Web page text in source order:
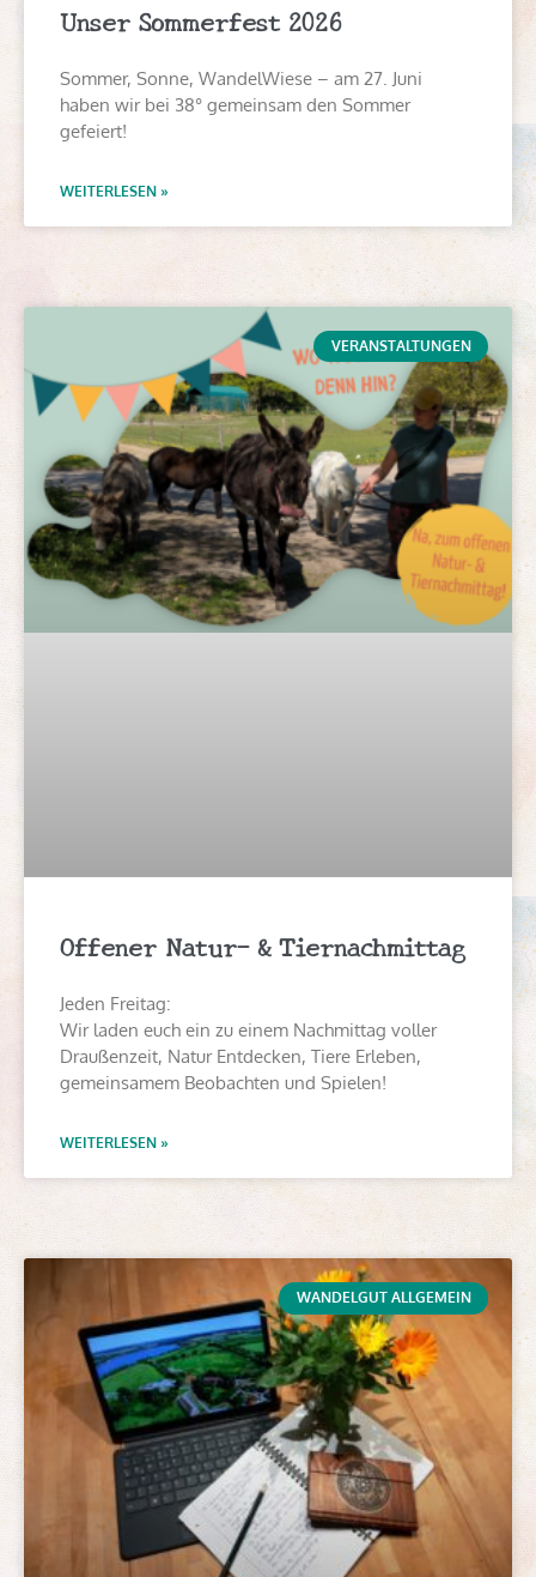
Unser Sommerfest 2026
Sommer, Sonne, WandelWiese – am 27. Juni
haben wir bei 38° gemeinsam den Sommer
gefeiert!
WEITERLESEN »
VERANSTALTUNGEN
Offener Natur- & Tiernachmittag
Jeden Freitag:
Wir laden euch ein zu einem Nachmittag voller
Draußenzeit, Natur Entdecken, Tiere Erleben,
gemeinsamem Beobachten und Spielen!
WEITERLESEN »
WANDELGUT ALLGEMEIN